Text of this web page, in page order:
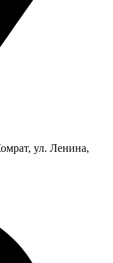
ул. Ленина,